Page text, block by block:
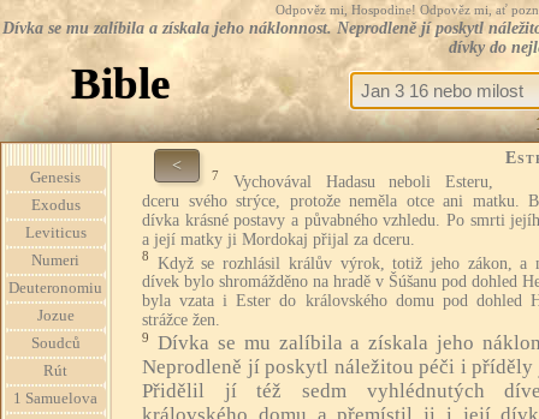
Odpověz mi, Hospodine! Odpověz mi, ať
Dívka se mu zalíbila a získala jeho náklonnost. Neprodleně jí poskytl
dívky do
Bible
Genesis
Exodus
Leviticus
Numeri
Deuteronomiu
Jozue
Soudců
Rút
1 Samuelova
<
7
Vychovával Hadasu neboli Esteru,
dceru svého strýce, protože neměla otce ani matku.
dívka krásné postavy a půvabného vzhledu. Po smrti
a její matky ji Mordokaj přijal za dceru.
8
Když se rozhlásil králův výrok, totiž jeho zákon, a
dívek bylo shromážděno na hradě v Šúšanu pod dohled
byla vzata i Ester do královského domu pod dohled
strážce žen.
9
Dívka se mu zalíbila a získala jeho
Neprodleně jí poskytl náležitou péči i
Přidělil jí též sedm vyhlédnutých